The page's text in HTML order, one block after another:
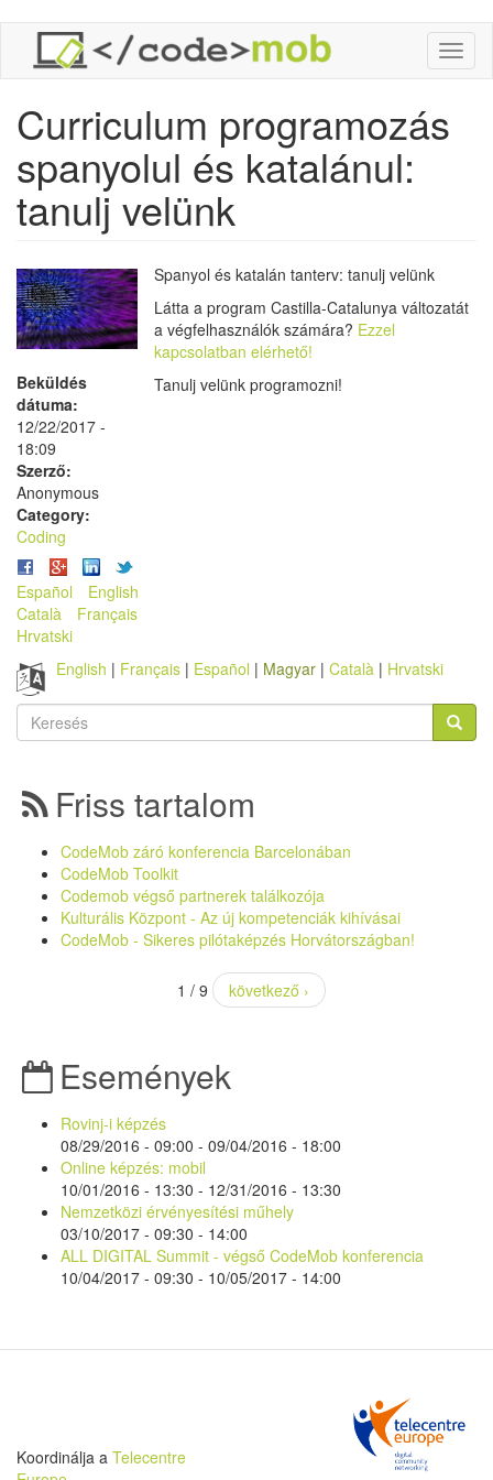
Ugrás
tartalomra
Curriculum programozás
spanyolul és katalánul:
tanulj velünk
Beküldés
dátuma:
12/22/2017 -
18:09
Szerző:
Anonymous
Category:
Coding
Español
English
Català
Français
Hrvatski
Spanyol és katalán tanterv: tanulj velünk
Látta a program Castilla-Catalunya változatát
a végfelhasználók számára? Ezzel
kapcsolatban elérhető!
Tanulj velünk programozni!
English Français Español Magyar Català Hrvatski
Keresés
Friss tartalom
CodeMob záró konferencia Barcelonában
CodeMob Toolkit
Codemob végső partnerek találkozója
Kulturális Központ - Az új kompetenciák kihívásai
CodeMob - Sikeres pilótaképzés Horvátországban!
1 / 9 következő ›
Események
Rovinj-i képzés
08/29/2016 - 09:00 - 09/04/2016 - 18:00
Online képzés: mobil
10/01/2016 - 13:30 - 12/31/2016 - 13:30
Nemzetközi érvényesítési műhely
03/10/2017 - 09:30 - 14:00
ALL DIGITAL Summit - végső CodeMob konferencia
10/04/2017 - 09:30 - 10/05/2017 - 14:00
Koordinálja a Telecentre